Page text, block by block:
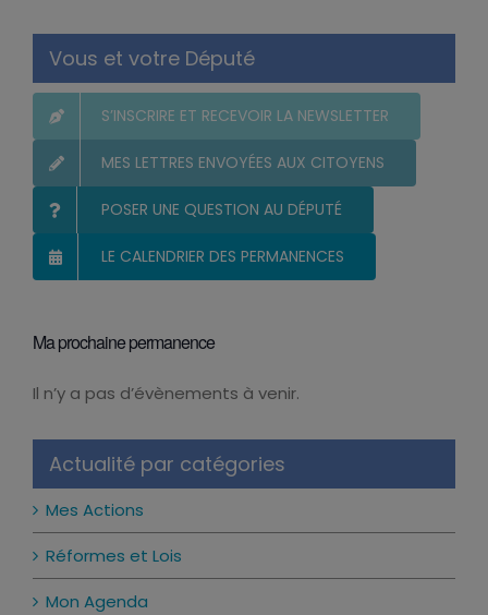
Vous et votre Député
S’INSCRIRE ET RECEVOIR LA NEWSLETTER
MES LETTRES ENVOYÉES AUX CITOYENS
POSER UNE QUESTION AU DÉPUTÉ
LE CALENDRIER DES PERMANENCES
Ma prochaine permanence
Notice
Il n’y a pas d’évènements à venir.
Actualité par catégories
Mes Actions
Réformes et Lois
Mon Agenda